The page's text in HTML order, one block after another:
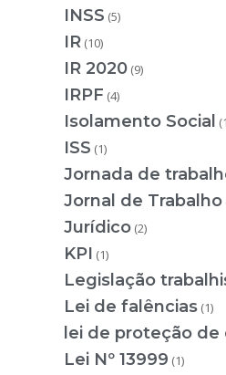
INSS (5)
IR (10)
IR 2020 (9)
IRPF (4)
Isolamento Social
ISS (1)
Jornada de
Jornal de Trabalho
Jurídico (2)
KPI (1)
Legislação
Lei de falências (1)
lei de proteção de
Lei Nº 13999 (1)